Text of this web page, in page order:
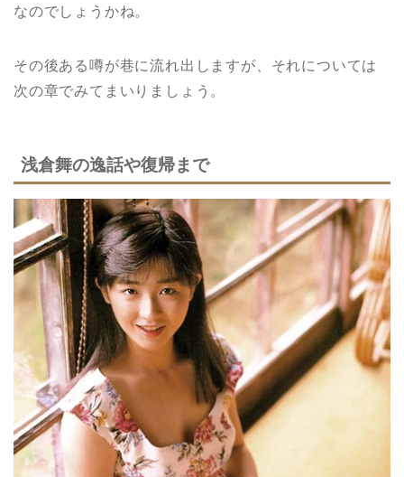
なのでしょうかね。
その後ある噂が巷に流れ出しますが、それについては
次の章でみてまいりましょう。
浅倉舞の逸話や復帰まで